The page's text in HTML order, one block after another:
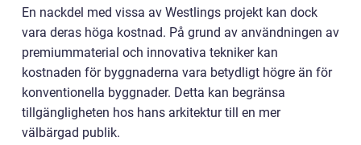
En nackdel med vissa av Westlings projekt kan dock
vara deras höga kostnad. På grund av användningen av
premiummaterial och innovativa tekniker kan
kostnaden för byggnaderna vara betydligt högre än för
konventionella byggnader. Detta kan begränsa
tillgängligheten hos hans arkitektur till en mer
välbärgad publik.